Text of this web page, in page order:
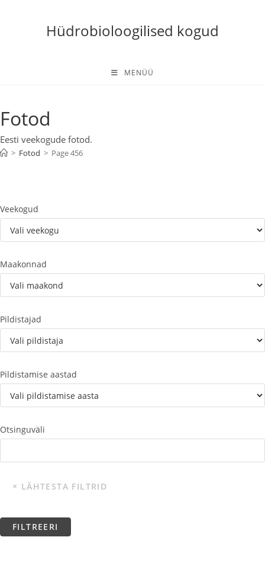
Hüdrobioloogilised kogud
MENÜÜ
Fotod
Eesti veekogude fotod.
> Fotod > Page 456
Veekogud
Maakonnad
Pildistajad
Pildistamise aastad
Otsinguväli